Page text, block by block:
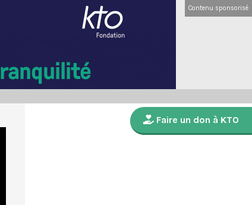
Contenu sponsorisé
Faire un don à KTO